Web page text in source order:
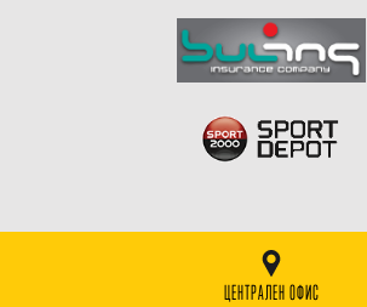
ЦЕНТРАЛЕН ОФИС